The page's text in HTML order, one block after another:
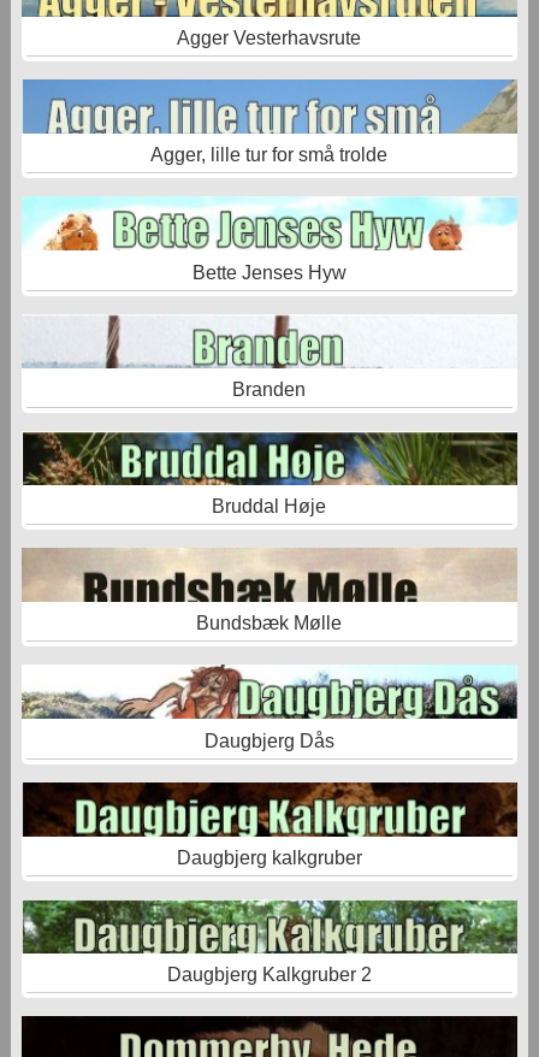
Agger Vesterhavsrute
Agger, lille tur for små trolde
Bette Jenses Hyw
Branden
Bruddal Høje
Bundsbæk Mølle
Daugbjerg Dås
Daugbjerg kalkgruber
Daugbjerg Kalkgruber 2